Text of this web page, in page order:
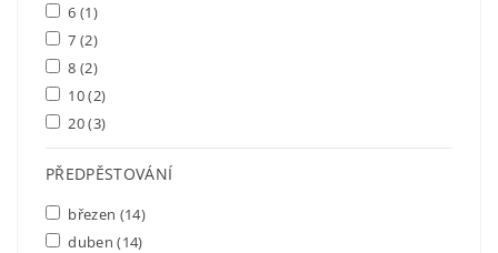
6 (1)
7 (2)
8 (2)
10(2)
20(3)
PŘEDPĚSTOVÁNÍ
březen (14)
duben(14)